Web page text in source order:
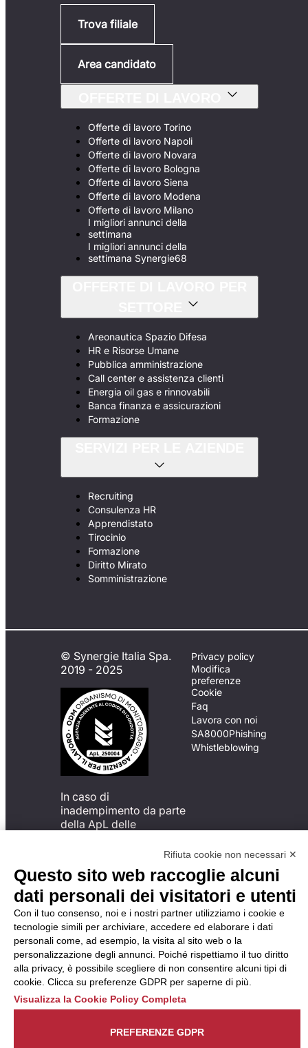
Trova filiale
Area candidato
Offerte di lavoro Torino
Offerte di lavoro Napoli
Offerte di lavoro Novara
Offerte di lavoro Bologna
Offerte di lavoro Siena
Offerte di lavoro Modena
Offerte di lavoro Milano
I migliori annunci della
settimana
I migliori annunci della
settimana Synergie68
Areonautica Spazio Difesa
HR e Risorse Umane
Pubblica amministrazione
Call center e assistenza clienti
Energia oil gas e rinnovabili
Banca finanza e assicurazioni
Formazione
Recruiting
Consulenza HR
Apprendistato
Tirocinio
Formazione
Diritto Mirato
Somministrazione
© Synergie Italia Spa.
2019 - 2025
In caso di
inadempimento da parte
della ApL delle
del Codice di Condotta, è
possibile presentare un
reclamo
all’Organismo di
Monitoraggio utilizzando
una delle modalità
descritte al seguente
indirizzo web
https://odm-
agenzielavoro.it/reclami/ .
Privacy policy
Modifica
preferenze
Cookie
Faq
Lavora con noi
SA8000Phishing
Whistleblowing
Rifiuta cookie non necessari ✕
Questo sito web raccoglie alcuni
dati personali dei visitatori e utenti
Con il tuo consenso, noi e i nostri partner utilizziamo i cookie e
tecnologie simili per archiviare, accedere ed elaborare i dati
personali come, ad esempio, la visita al sito web o la
personalizzazione degli annunci. Poiché rispettiamo il tuo diritto
alla privacy, è possibile scegliere di non consentire alcuni tipi di
cookie. Clicca su preferenze GDPR per saperne di più.
Visualizza la Cookie Policy Completa
PREFERENZE GDPR